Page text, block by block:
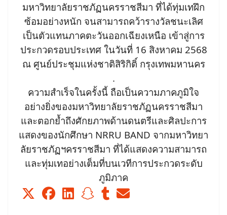
มหาวิทยาลัยราชภัฏนครราชสีมา ที่ได้ทุ่มเทฝึก
ซ้อมอย่างหนัก จนสามารถคว้ารางวัลชนะเลิศ
เป็นตัวแทนภาคตะวันออกเฉียงเหนือ เข้าสู่การ
ประกวดรอบประเทศ ในวันที่ 16 สิงหาคม 2568
ณ ศูนย์ประชุมแห่งชาติสิริกิติ์ กรุงเทพมหานคร
.
ความสำเร็จในครั้งนี้ ถือเป็นความภาคภูมิใจ
อย่างยิ่งของมหาวิทยาลัยราชภัฏนครราชสีมา
และตอกย้ำถึงศักยภาพด้านดนตรีและศิลปะการ
แสดงของนักศึกษา NRRU BAND จากมหาวิทยา
ลัยราชภัฏฯครราชสีมา ที่ได้แสดงความสามารถ
และทุ่มเทอย่างเต็มที่บนเวทีการประกวดระดับ
ภูมิภาค